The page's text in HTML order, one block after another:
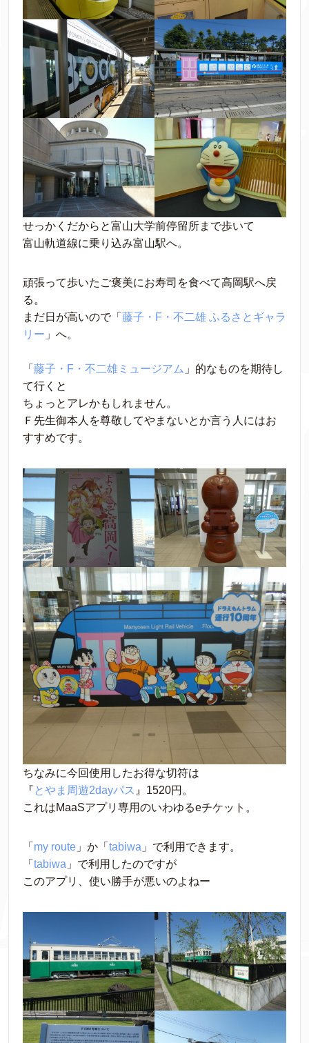
せっかくだからと富山大学前停留所まで歩いて
富山軌道線に乗り込み富山駅へ。
頑張って歩いたご褒美にお寿司を食べて高岡駅へ戻
る。
まだ日が高いので「 藤子・F・不二雄 ふるさとギャラ
リー 」へ。
「 藤子・F・不二雄ミュージアム 」的なものを期待し
て行くと
ちょっとアレかもしれません。
Ｆ先生御本人を尊敬してやまないとか言う人にはお
すすめです。
ちなみに今回使用したお得な切符は
『 とやま周遊2dayパス 』1520円。
これはMaaSアプリ専用のいわゆるeチケット。
「 my route 」か「 tabiwa 」で利用できます。
「 tabiwa 」で利用したのですが
このアプリ、使い勝手が悪いのよねー